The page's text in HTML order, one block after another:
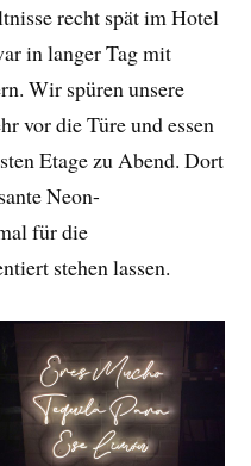
recht spät im Hotel
in langer Tag mit
Wir spüren unsere
vor die Türe und essen
Etage zu Abend. Dort
Neon-
für die
stehen lassen.